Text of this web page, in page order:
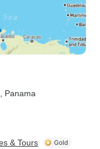
, Panama
& Tours